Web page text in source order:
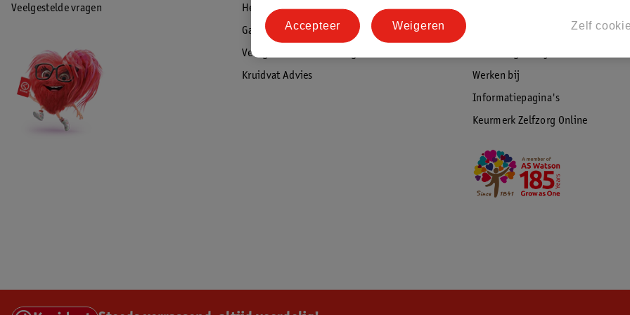
Veelgestelde vragen
Herroepen & retourneren
Garantie
Veiligheidswaarschuwingen
Kruidvat Advies
Werken bij
Informatiepagina's
Keurmerk Zelfzorg Online
Zelf
Weigeren
Accepteer